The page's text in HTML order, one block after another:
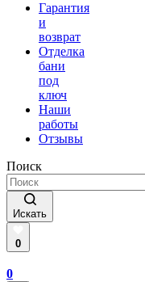
Гарантия
и
возврат
Отделка
бани
под
ключ
Наши
работы
Отзывы
Поиск
Искать
0
0